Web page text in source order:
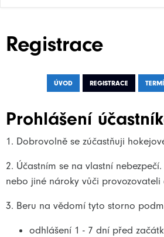
Registrace
ÚVOD REGISTRACE
Prohlášení
1. Dobrovolně se zúčastňuji
2. Účastním se na vlastní
nebo jiné nároky vůči provozovateli
3. Beru na vědomí tyto storno
odhlášení 1 - 7 dní před